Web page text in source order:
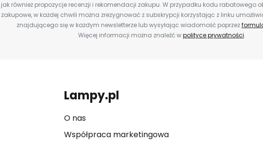
jak również propozycje recenzji i rekomendacji zakupu. W przypadku kodu rabatowego
zakupowe, w każdej chwili można zrezygnować z subskrypcji korzystając z linku
znajdującego się w każdym newsletterze lub wysyłając wiadomość poprzez
Więcej informacji można znaleźć wpolityce prywatności.
Lampy.pl
O nas
Współpraca marketingowa